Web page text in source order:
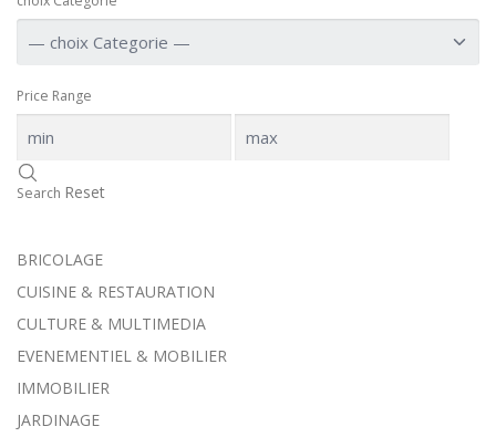
Price Range
Search Reset
BRICOLAGE
CUISINE & RESTAURATION
CULTURE & MULTIMEDIA
EVENEMENTIEL & MOBILIER
IMMOBILIER
JARDINAGE